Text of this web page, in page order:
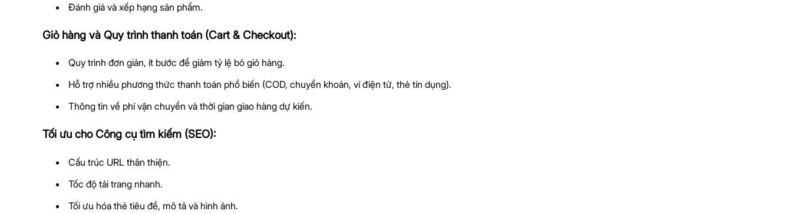
Đánh giá và xếp hạng sản phẩm.
Giỏ hàng và Quy trình thanh toán (Cart & Checkout):
Quy trình đơn giản, ít bước để giảm tỷ lệ bỏ giỏ hàng.
Hỗ trợ nhiều phương thức thanh toán phổ biến (COD, chuyển khoản, ví điện tử, thẻ tín dụng).
Thông tin về phí vận chuyển và thời gian giao hàng dự kiến.
Tối ưu cho Công cụ tìm kiếm (SEO):
Cấu trúc URL thân thiện.
Tốc độ tải trang nhanh.
Tối ưu hóa thẻ tiêu đề, mô tả và hình ảnh.